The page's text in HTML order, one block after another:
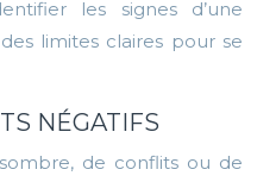
les signes d’une
limites claires pour se
NÉGATIFS
de conflits ou de